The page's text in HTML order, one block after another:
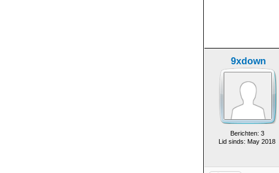
9xdown
Berichten: 3
Lid sinds: May 2018